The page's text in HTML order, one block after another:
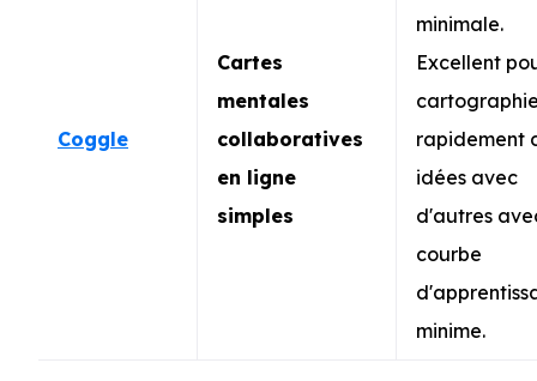
Coggle
Cartes
mentales
collaboratives
en ligne
simples
minimale.
Excellent
rapidement
idées avec
d'autres
courbe
minime.